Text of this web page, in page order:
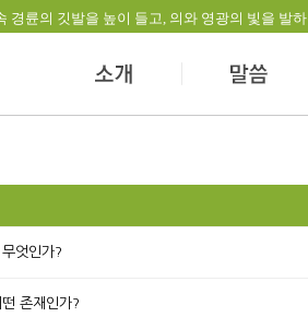
경륜의 깃발을 높이 들고, 의와 영광의 빛을 발
엇인가?
존재인가?